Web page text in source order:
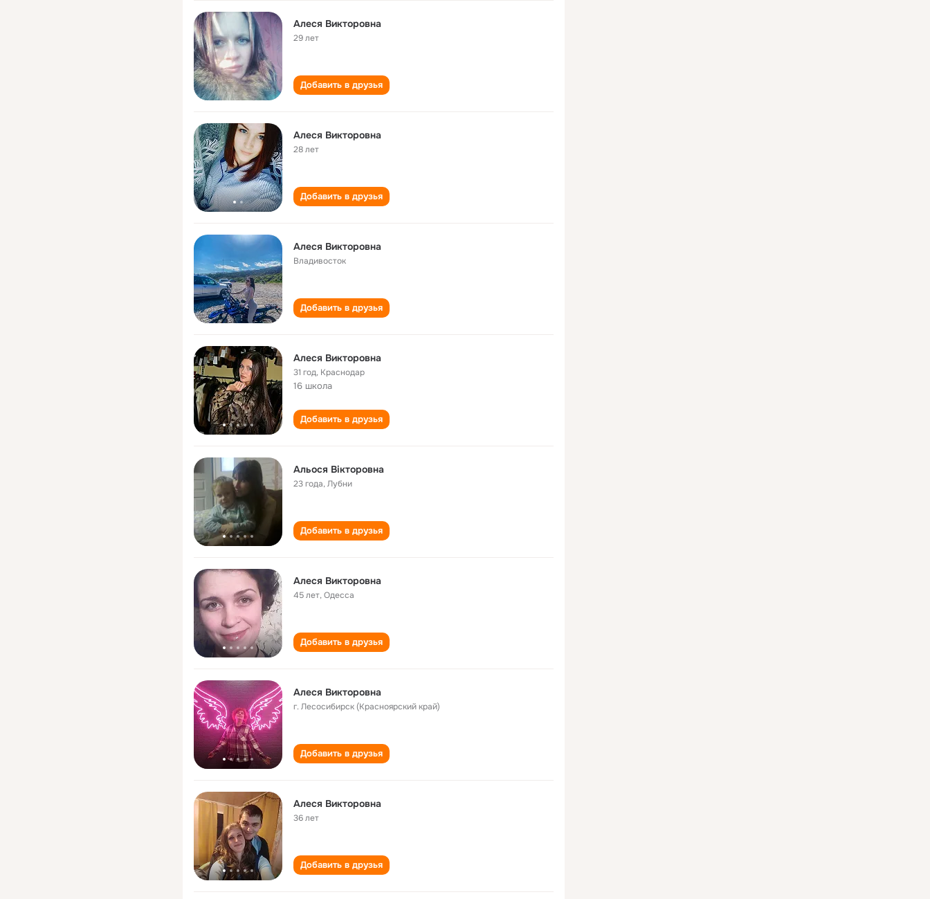
Алеся Викторовна
29 лет
Добавить в друзья
Алеся Викторовна
28 лет
Добавить в друзья
Алеся Викторовна
Владивосток
Добавить в друзья
Алеся Викторовна
31 год, Краснодар
16 школа
Добавить в друзья
Альося Вікторовна
23 года,Лубни
Добавить в друзья
Алеся Викторовна
45 лет,Одесса
Добавить в друзья
Алеся Викторовна
г. Лесосибирск (Красноярский край)
Добавить в друзья
Алеся Викторовна
36 лет
Добавить в друзья